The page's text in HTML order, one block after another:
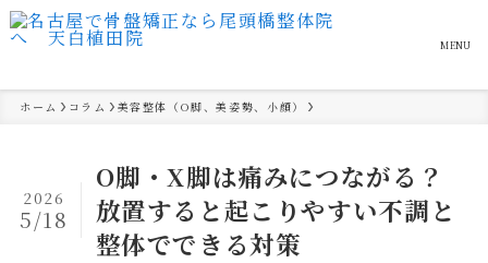
MENU
ホーム コラム 美容整体（O脚、美姿勢、小顔）
O脚・X脚は痛みにつながる？
放置すると起こりやすい不調と
整体でできる対策
2026
5/18